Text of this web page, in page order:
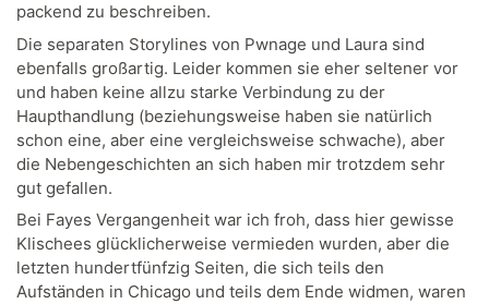
packend zu beschreiben.
Die separaten Storylines von Pwnage und Laura sind
ebenfalls großartig. Leider kommen sie eher seltener vor
und haben keine allzu starke Verbindung zu der
Haupthandlung (beziehungsweise haben sie natürlich
schon eine, aber eine vergleichsweise schwache), aber
die Nebengeschichten an sich haben mir trotzdem sehr
gut gefallen.
Bei Fayes Vergangenheit war ich froh, dass hier gewisse
Klischees glücklicherweise vermieden wurden, aber die
letzten hundertfünfzig Seiten, die sich teils den
Aufständen in Chicago und teils dem Ende widmen, waren